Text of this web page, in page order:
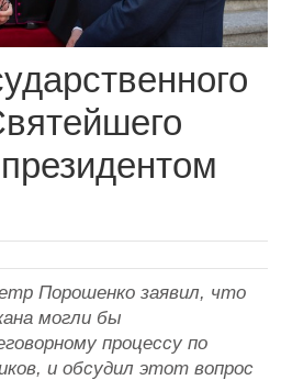
Порошенко заявил, что
могли бы
процессу по
и обсудил этот вопрос